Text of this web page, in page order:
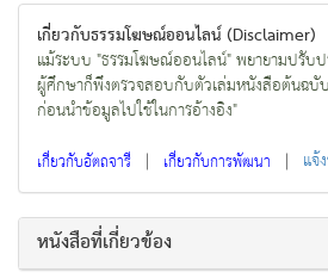
เกี่ยวกับธรรมโฆษณ์ออนไลน์ (Disclaimer)
แม้ระบบ "ธรรมโฆษณ์ออนไลน์" พยายามปรับ
ผู้ศึกษาก็พึงตรวจสอบกับตัวเล่มหนังสือต้นฉบั
ก่อนนำข้อมูลไปใช้ในการอ้างอิง"
เกี่ยวกับอัตถจารี | เกี่ยวกับการพัฒนา | แจ้
หนังสือที่เกี่ยวข้อง